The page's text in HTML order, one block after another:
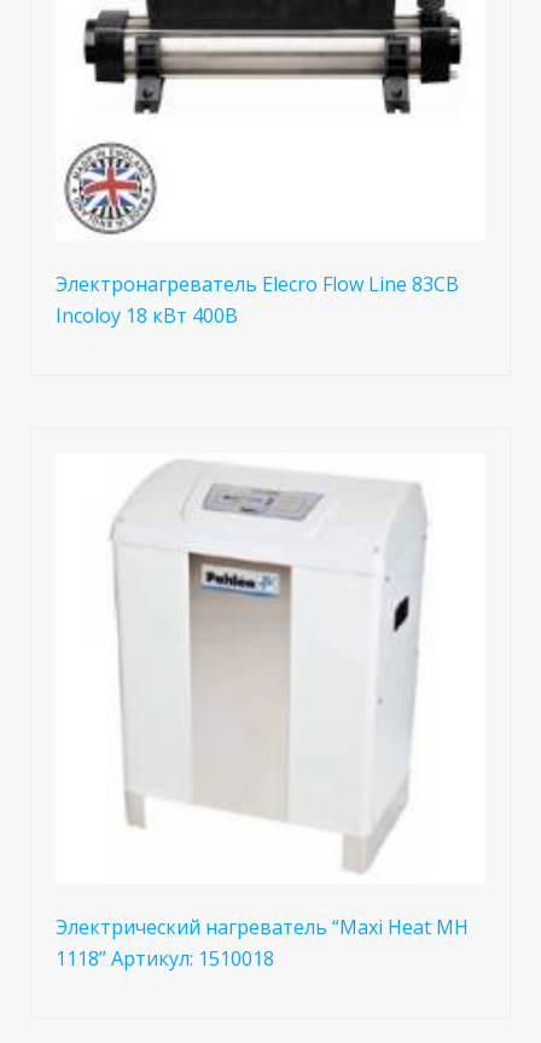
Электронагреватель Elecro Flow Line 83СВ
Incoloy 18 кВт 400В
Электрический нагреватель “Maxi Heat МH
1118” Артикул: 1510018